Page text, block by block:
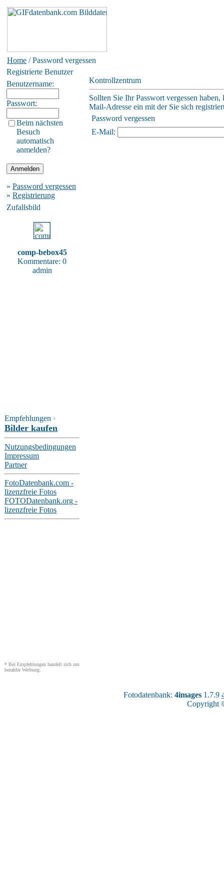
Home / Password vergessen
Registrierte Benutzer
Benutzername:
Passwort:
Beim nächsten
Besuch
automatisch
anmelden?
» Password vergessen
» Registrierung
Zufallsbild
comp-bebox45
Kommentare: 0
admin
Empfehlungen *
Bilder kaufen
Nutzungsbedingungen
Impressum
Partner
FotoDatenbank.com -
lizenzfreie Fotos
FOTODatenbank.org -
lizenzfreie Fotos
* Bei Empfehlungen handelt sich um
bezahlte Werbung.
Kontrollzentrum
Sollten Sie Ihr Passwort vergessen
Mail-Adresse ein mit der Sie sich
Password vergessen
E-Mail:
Fotodatenbank: 4images 1.7.9
Copyright